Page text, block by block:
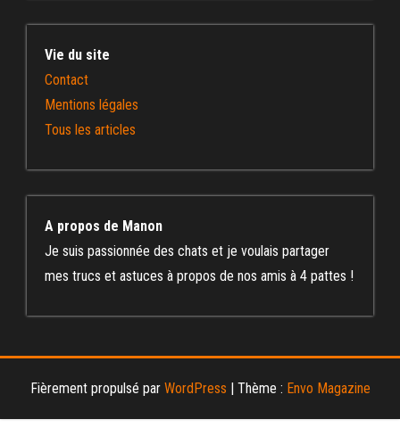
Vie du site
Contact
Mentions légales
Tous les articles
A propos de Manon
Je suis passionnée des chats et je voulais partager
mes trucs et astuces à propos de nos amis à 4 pattes !
Fièrement propulsé par WordPress Thème : Envo Magazine